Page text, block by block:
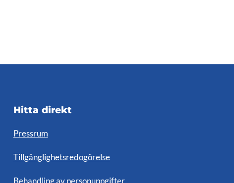
Hitta direkt
Pressrum
Tillgänglighetsredogörelse
Behandling av personuppgifter